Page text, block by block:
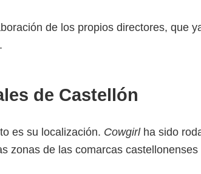
de los propios directores, que
.
de Castellón
es su localización. Cowgirlha sido
zonas de las comarcas